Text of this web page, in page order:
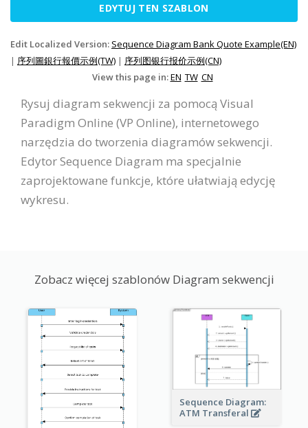
EDYTUJ TEN SZABLON
Edit Localized Version: Sequence Diagram Bank Quote Example(EN)
| 序列圖銀行報價示例(TW) | 序列图银行报价示例(CN)
View this page in:EN TW CN
Rysuj diagram sekwencji za pomocą Visual
Paradigm Online (VP Online), internetowego
narzędzia do tworzenia diagramów sekwencji.
Edytor Sequence Diagram ma specjalnie
zaprojektowane funkcje, które ułatwiają edycję
wykresu.
Zobacz więcej szablonów Diagram sekwencji
Sequence Diagram:
ATM Transferal